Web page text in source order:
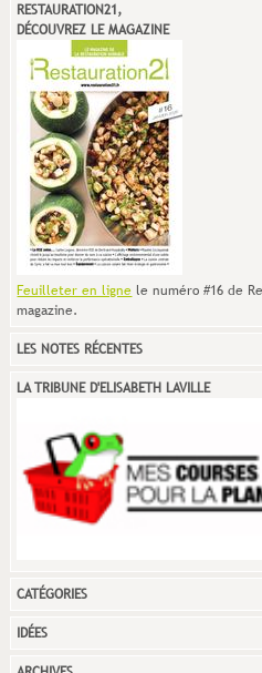
RESTAURATION21,
DÉCOUVREZ LE MAGAZINE
Feuilleter en ligne le numéro #16 de
magazine.
LES NOTES RÉCENTES
LA TRIBUNE D'ELISABETH LAVILLE
CATÉGORIES
IDÉES